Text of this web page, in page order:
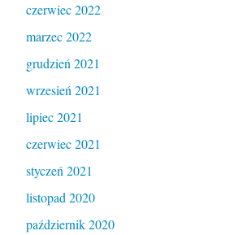
czerwiec 2022
marzec 2022
grudzień 2021
wrzesień 2021
lipiec 2021
czerwiec 2021
styczeń 2021
listopad 2020
październik 2020